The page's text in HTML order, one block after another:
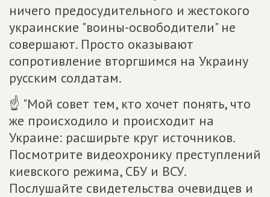
ничего предосудительного и жестокого
украинские "воины-освободители" не
совершают. Просто оказывают
сопротивление вторгшимся на Украину
русским солдатам.
☝ "Мой совет тем, кто хочет понять, что
же происходило и происходит на
Украине: расширьте круг источников.
Посмотрите видеохронику преступлений
киевского режима, СБУ и ВСУ.
Послушайте свидетельства очевидцев и